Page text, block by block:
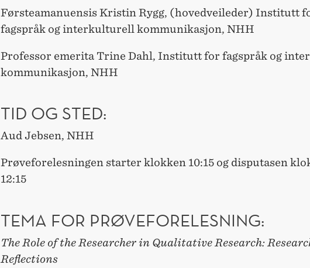
Førsteamanuensis Kristin Rygg, (hovedveileder) Institutt
fagspråk og interkulturell kommunikasjon, NHH
Professor emerita Trine Dahl, Institutt for fagspråk og
kommunikasjon, NHH
TID OG STED:
Aud Jebsen, NHH
Prøveforelesningen starter klokken 10:15 og disputasen
12:15
TEMA FOR PRØVEFORELESNING:
The Role of the Researcher in Qualitative Research:
Reflections